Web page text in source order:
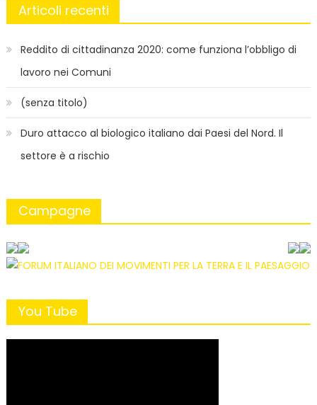
Articoli recenti
Reddito di cittadinanza 2020: come funziona l’obbligo di
lavoro nei Comuni
(senza titolo)
Duro attacco al biologico italiano dai Paesi del Nord. Il
settore è a rischio
Campagne
You Tube